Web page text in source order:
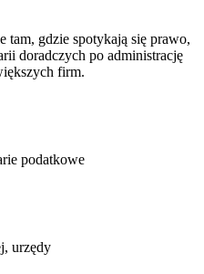
tam, gdzie spotykają się prawo,
doradczych po administrację
firm.
podatkowe
urzędy